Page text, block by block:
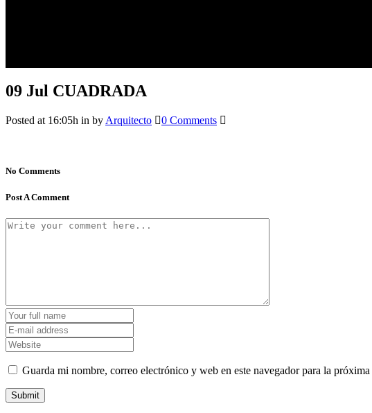
09 Jul CUADRADA
Posted at 16:05h in by Arquitecto 0 Comments
No Comments
Post A Comment
Guarda mi nombre, correo electrónico y web en este navegador para la